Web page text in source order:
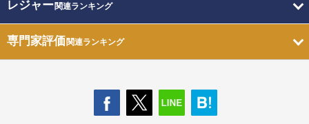
レジャー関連ランキング
専門家評価関連ランキング